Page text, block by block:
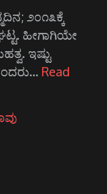
೨೦೧೩ಕ್ಕೆ
ಹೀಗಾಗಿಯೇ
ಇಷ್ಟು
Read